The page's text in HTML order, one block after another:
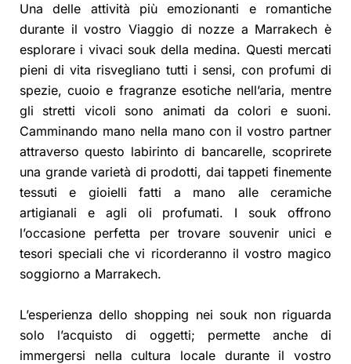
Una delle attività più emozionanti e romantiche
durante il vostro Viaggio di nozze a Marrakech è
esplorare i vivaci souk della medina. Questi mercati
pieni di vita risvegliano tutti i sensi, con profumi di
spezie, cuoio e fragranze esotiche nell’aria, mentre
gli stretti vicoli sono animati da colori e suoni.
Camminando mano nella mano con il vostro partner
attraverso questo labirinto di bancarelle, scoprirete
una grande varietà di prodotti, dai tappeti finemente
tessuti e gioielli fatti a mano alle ceramiche
artigianali e agli oli profumati. I souk offrono
l’occasione perfetta per trovare souvenir unici e
tesori speciali che vi ricorderanno il vostro magico
soggiorno a Marrakech.
L’esperienza dello shopping nei souk non riguarda
solo l’acquisto di oggetti; permette anche di
immergersi nella cultura locale durante il vostro